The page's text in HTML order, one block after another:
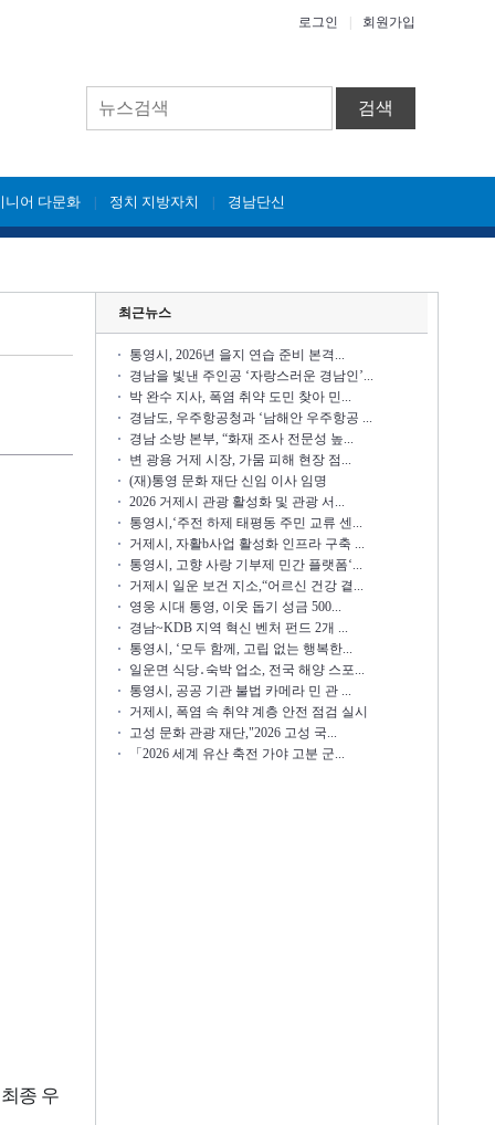
로그인 회원가입
검색
니어 다문화 정치 지방자치 경남단신
종 우
최근뉴스
통영시, 2026년 을지 연습 준비 본격...
경남을 빛낸 주인공 ‘자랑스러운 경남인’...
박 완수 지사, 폭염 취약 도민 찾아 민...
경남도, 우주항공청과 ‘남해안 우주항공 ...
경남 소방 본부, “화재 조사 전문성 높...
변 광용 거제 시장, 가뭄 피해 현장 점...
(재)통영 문화 재단 신임 이사 임명
2026 거제시 관광 활성화 및 관광 서...
통영시,‘주전 하제 태평동 주민 교류 센...
거제시, 자활b사업 활성화 인프라 구축 ...
통영시, 고향 사랑 기부제 민간 플랫폼‘...
거제시 일운 보건 지소,“어르신 건강 곁...
영웅 시대 통영, 이웃 돕기 성금 500...
경남~KDB 지역 혁신 벤처 펀드 2개 ...
통영시, ‘모두 함께, 고립 없는 행복한...
일운면 식당․숙박 업소, 전국 해양 스포...
통영시, 공공 기관 불법 카메라 민 관 ...
거제시, 폭염 속 취약 계층 안전 점검 실시
고성 문화 관광 재단,"2026 고성 국...
「2026 세계 유산 축전 가야 고분 군...